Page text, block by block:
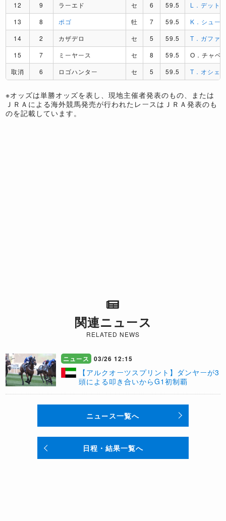
12
9 ラーエド セ 6 59.5
L．デット
13
8 ポゴ 牡 7 59.5
K．シュー
14
2 カザデロ セ 5 59.5
T．ガファ
15
7 ミーヤース セ 8 59.5
O．チャベ
取消
6 ロゴハンター セ 5 59.5 T．オシェ
※オッズは単勝オッズを表し、現地主催者発表のもの、または
ＪＲＡによる海外競馬発売が行われたレースはＪＲＡ発表のも
のを記載しています。
関連ニュース
RELATED NEWS
ニュース 03/26 12:15
【アルクオーツスプリント】ダンヤーが3
頭による叩き合いからG1初制覇
ニュース一覧へ
日程・結果一覧へ